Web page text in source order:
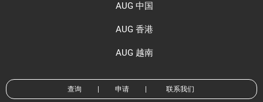
AUG 中国
AUG 香港
AUG 越南
查询 申请 联系我们